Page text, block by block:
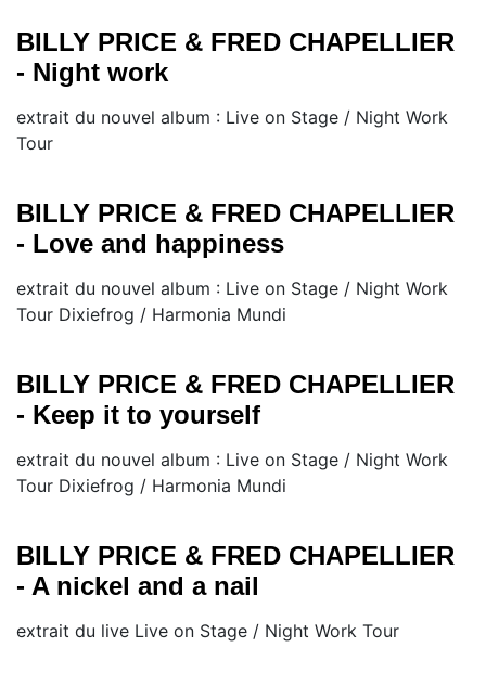
BILLY PRICE & FRED CHAPELLIER
- Night work
extrait du nouvel album : Live on Stage / Night Work
Tour
BILLY PRICE & FRED CHAPELLIER
- Love and happiness
extrait du nouvel album : Live on Stage / Night Work
Tour Dixiefrog / Harmonia Mundi
BILLY PRICE & FRED CHAPELLIER
- Keep it to yourself
extrait du nouvel album : Live on Stage / Night Work
Tour Dixiefrog / Harmonia Mundi
BILLY PRICE & FRED CHAPELLIER
- A nickel and a nail
extrait du live Live on Stage / Night Work Tour